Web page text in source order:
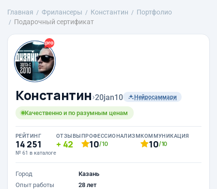
Главная Фрилансеры Константин
Портфолио
Подарочный сертификат
Константин›20jan10 Нейросаммари
Качественно и по разумным ценам
РЕЙТИНГ
14 251
№ 61 в каталоге
ОТЗЫВЫ
42
ПРОФЕССИОНАЛИЗМ
10/10
КОММУНИКАЦИЯ
10/10
Город
Казань
Опыт работы
28 лет